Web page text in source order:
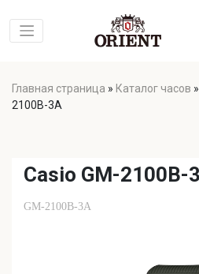
Главная страница » Каталог часов »
2100B-3A
Casio GM-2100B-
GM-2100B-3A